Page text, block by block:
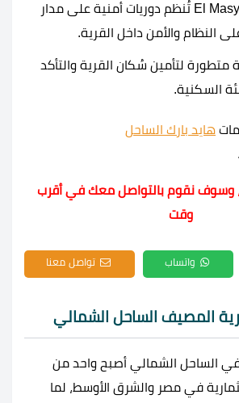
قرية El Masyaf North تُنظم دوريات أمنية على مدار
النظام والأمن داخل القرية.
متطورة لتأمين سُكان القرية والتأكد
السكنية.
هايد بارك الساحل
وسوف نقوم بالتواصل معك في أقرب
وقت
واتساب تواصل معنا
المصيف الساحل الشمالي
في الساحل الشمالي أصبح واحد من
في مصر والشرق الأوسط، لما